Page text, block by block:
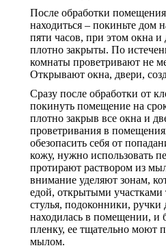
После обработки
находиться – покиньте дом
пяти часов, при этом окна
плотно закрыты. По
комнаты проветривают не
Открывают окна, двери,
Сразу после обработки от
покинуть помещение на
плотно закрыв все окна и
проветривания в
обезопасить себя от
кожу, нужно использовать
протирают раствором из
внимание уделяют зонам,
едой, открытыми участками
стулья, подоконники, ручки
находилась в помещении, и
пленку, ее тщательно моют
мылом.